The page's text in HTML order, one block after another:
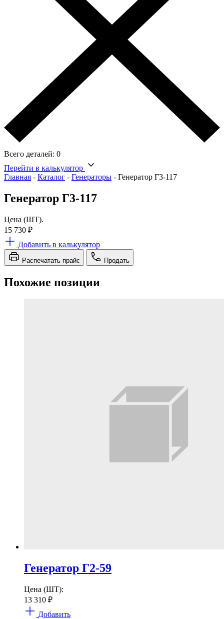
Всего деталей: 0
Перейти в калькулятор
Главная - Каталог - Генераторы - Генератор Г3-117
Генератор Г3-117
Цена (ШТ).
15 730 ₽
Добавить в калькулятор
Распечатать прайс Продать
Похожие позиции
Генератор Г2-59
Цена (ШТ):
13 310 ₽
Добавить